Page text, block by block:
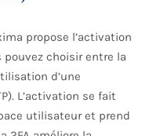
propose l’activation
choisir entre la
d’une
L’activation se fait
utilisateur et prend